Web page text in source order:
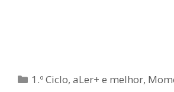
Categorias
1.º Ciclo,aLer+ e melhor,